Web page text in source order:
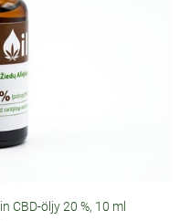
CBD-öljy 20 %, 10 ml